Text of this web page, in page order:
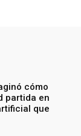
cómo
partida en
que